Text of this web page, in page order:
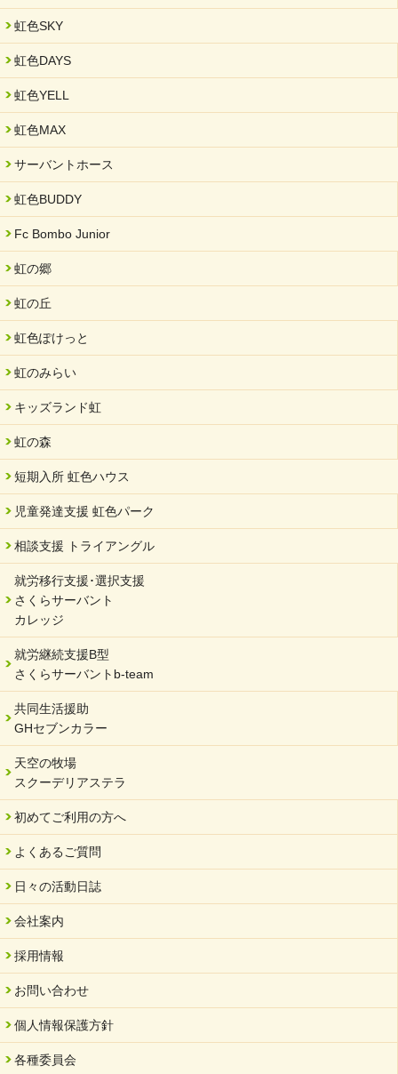
2025/03/01
餅つき大会を開催しました
2025/01/31
「可児の企業魅力発見フェア」に出展しました
就労継続支援B型「エコボール」事業を始めました
2024/09/10
2024/08/26
2024/08/01
夏休み学習支援・可茂自悠学舎
2024/07/03
中部学院大学「現代福祉マネジメント」ゲスト講師
2024/04/17
SDGs発表会・研修会
2024/04/05
中学生向けのフリースクール「可茂自悠学舎」開設
2024/04/01
を開催しました。
2024/02/20
2024/02/02
岐阜県 ワーク・ライフ・バランス推進エクセレント企業認定
2024/01/15
令和6年能登半島地震被災者支援において
2023/12/29
年末年始のお知らせ
2023/12/18
北方支店・保護者交流会「収穫祭」
2023/11/08
オンラインショップを開設しました
2023/10/20
「可児の企業魅力発見フェア」に出展しました
2023/10/17
馬糞堆肥「馬の力」販売開始
2023/08/18
クラウドファンディングのご案内
yahooショッピングサイト本日開店
2023/02/16
令和さくら高等学院VSサーバント職員 サッカー試合日程変更
虹色SKY
虹色DAYS
虹色YELL
虹色MAX
サーバントホース
虹色BUDDY
Fc Bombo Junior
虹の郷
虹の丘
虹色ぽけっと
虹のみらい
キッズランド虹
虹の森
短期入所 虹色ハウス
児童発達支援 虹色パーク
相談支援 トライアングル
就労移行支援･選択支援
さくらサーバント
カレッジ
就労継続支援B型
さくらサーバントb-team
共同生活援助
GHセブンカラー
天空の牧場
スクーデリアステラ
初めてご利用の方へ
よくあるご質問
日々の活動日誌
会社案内
採用情報
お問い合わせ
個人情報保護方針
各種委員会